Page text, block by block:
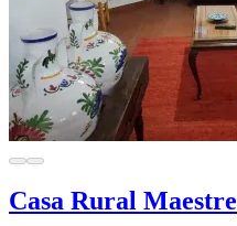
Casa Rural Maestre